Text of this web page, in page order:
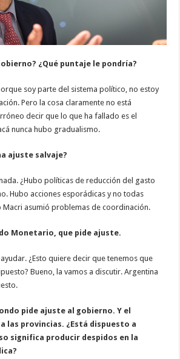
¿Qué puntaje le pondría?
soy parte del sistema político, no estoy
Pero la cosa claramente no está
decir que lo que ha fallado es el
nunca hubo gradualismo.
ajuste salvaje?
¿Hubo políticas de reducción del gasto
Hubo acciones esporádicas y no todas
asumió problemas de coordinación.
Monetario, que pide ajuste.
¿Esto quiere decir que tenemos que
Bueno, la vamos a discutir. Argentina
pide ajuste al gobierno. Y el
las provincias. ¿Está dispuesto a
significa producir despidos en la